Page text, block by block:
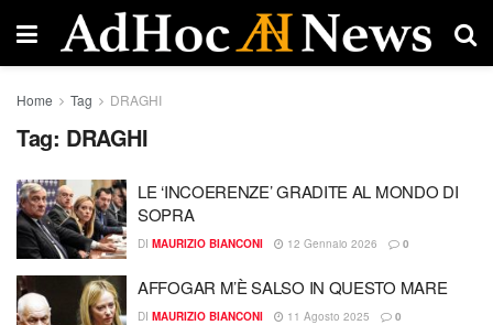
Home Tag DRAGHI
Tag: DRAGHI
LE ‘INCOERENZE’ GRADITE AL MONDO DI
SOPRA
DI MAURIZIO BIANCONI 12 Gennaio 2026 0
AFFOGAR M’È SALSO IN QUESTO MARE
DI MAURIZIO BIANCONI 11 Agosto 2025 0